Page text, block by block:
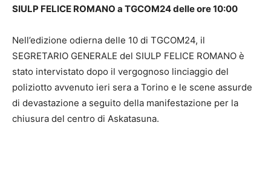
SIULP FELICE ROMANO a TGCOM24 delle ore 10:00
Nell’edizione odierna delle 10 di TGCOM24, il
SEGRETARIO GENERALE del SIULP FELICE ROMANO è
stato intervistato dopo il vergognoso linciaggio del
poliziotto avvenuto ieri sera a Torino e le scene assurde
di devastazione a seguito della manifestazione per la
chiusura del centro di Askatasuna.